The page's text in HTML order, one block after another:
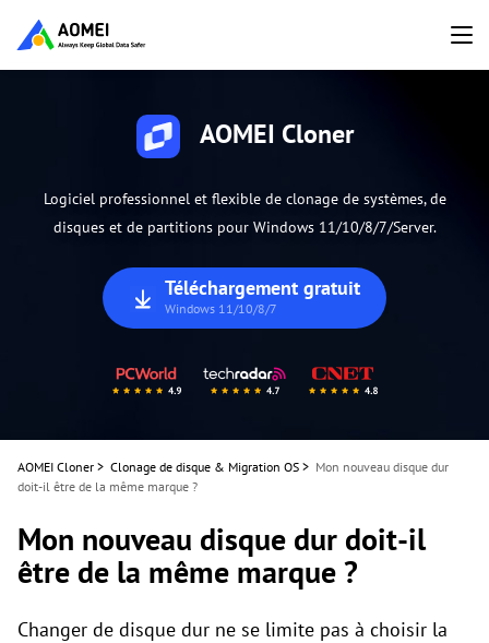
AOMEI Cloner
Logiciel professionnel et flexible de clonage de systèmes, de
disques et de partitions pour Windows 11/10/8/7/Server.
Téléchargement gratuit
Windows 11/10/8/7
AOMEI Cloner > Clonage de disque & Migration OS > Mon nouveau disque dur
doit-il être de la même marque ?
Mon nouveau disque dur doit-il
être de la même marque ?
Changer de disque dur ne se limite pas à choisir la